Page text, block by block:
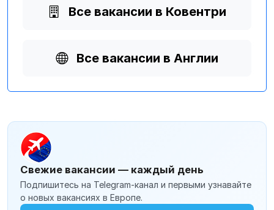
Все вакансии в Ковентри
Все вакансии в Англии
Свежие вакансии — каждый день
Подпишитесь на Telegram-канал и первыми узнавайте
о новых вакансиях в Европе.